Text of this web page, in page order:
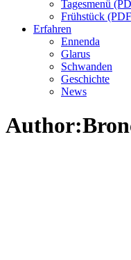
Tagesmenü
Frühstück
Erfahren
Ennenda
Glarus
Schwanden
Geschichte
News